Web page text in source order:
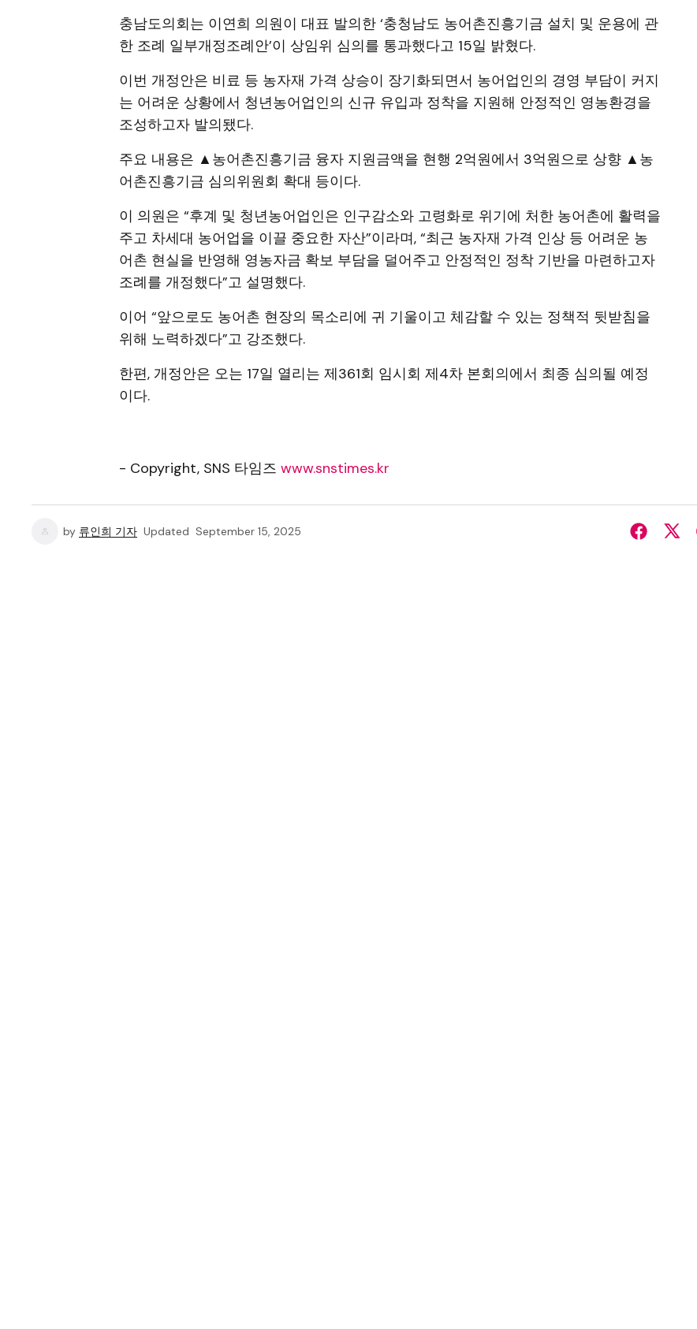
충남도의회는 이연희 의원이 대표 발의한 ‘충청남도 농어촌진흥기금 설치 및 운용에 관
한 조례 일부개정조례안’이 상임위 심의를 통과했다고 15일 밝혔다.
이번 개정안은 비료 등 농자재 가격 상승이 장기화되면서 농어업인의 경영 부담이 커지
는 어려운 상황에서 청년농어업인의 신규 유입과 정착을 지원해 안정적인 영농환경을
조성하고자 발의됐다.
주요 내용은 ▲농어촌진흥기금 융자 지원금액을 현행 2억원에서 3억원으로 상향 ▲농
어촌진흥기금 심의위원회 확대 등이다.
이 의원은 “후계 및 청년농어업인은 인구감소와 고령화로 위기에 처한 농어촌에 활력을
주고 차세대 농어업을 이끌 중요한 자산”이라며, “최근 농자재 가격 인상 등 어려운 농
어촌 현실을 반영해 영농자금 확보 부담을 덜어주고 안정적인 정착 기반을 마련하고자
조례를 개정했다”고 설명했다.
이어 “앞으로도 농어촌 현장의 목소리에 귀 기울이고 체감할 수 있는 정책적 뒷받침을
위해 노력하겠다”고 강조했다.
한편, 개정안은 오는 17일 열리는 제361회 임시회 제4차 본회의에서 최종 심의될 예정
이다.
- Copyright, SNS 타임즈 www.snstimes.kr
by 류인희 기자 Updated September 15, 2025